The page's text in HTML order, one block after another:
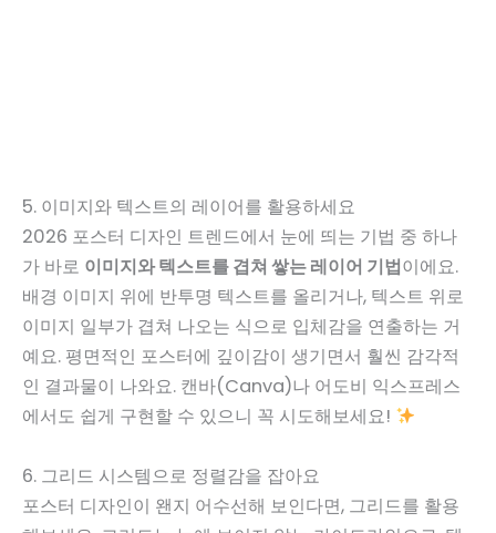
5. 이미지와 텍스트의 레이어를 활용하세요
2026 포스터 디자인 트렌드에서 눈에 띄는 기법 중 하나
가 바로 이미지와 텍스트를 겹쳐 쌓는 레이어 기법이에요.
배경 이미지 위에 반투명 텍스트를 올리거나, 텍스트 위로
이미지 일부가 겹쳐 나오는 식으로 입체감을 연출하는 거
예요. 평면적인 포스터에 깊이감이 생기면서 훨씬 감각적
인 결과물이 나와요. 캔바(Canva)나 어도비 익스프레스
에서도 쉽게 구현할 수 있으니 꼭 시도해보세요!
6. 그리드 시스템으로 정렬감을 잡아요
포스터 디자인이 왠지 어수선해 보인다면, 그리드를 활용